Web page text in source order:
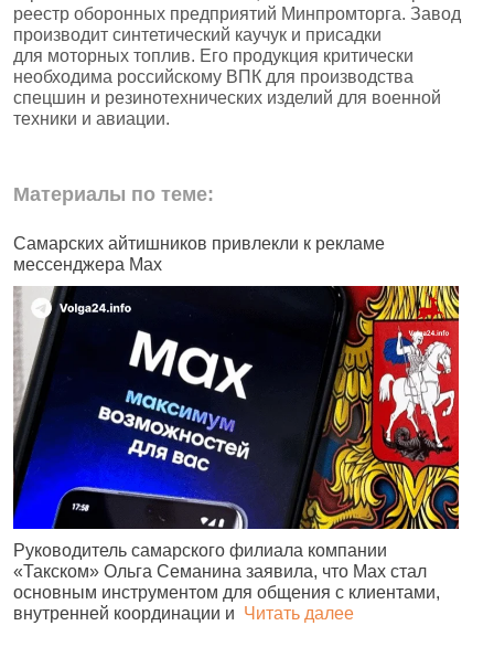
реестр оборонных предприятий Минпромторга. Завод
производит синтетический каучук и присадки
для моторных топлив. Его продукция критически
необходима российскому ВПК для производства
спецшин и резинотехнических изделий для военной
техники и авиации.
Материалы по теме:
Самарских айтишников привлекли к рекламе
мессенджера Max
Руководитель самарского филиала компании
«Такском» Ольга Семанина заявила, что Max стал
основным инструментом для общения с клиентами,
внутренней координации и Читать далее